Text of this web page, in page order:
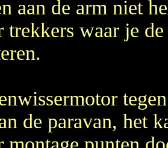
aan de arm niet
trekkers waar je
de paravan, het